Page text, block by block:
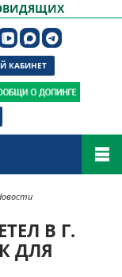
КАБИНЕТ
В Г.
ДЛЯ